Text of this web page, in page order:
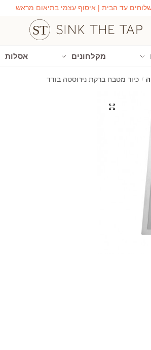
עד הבית | איסוף עצמי בתיאום מראש
מקלחונים אסלות
/ כיור מטבח ברקת נירוסטה בודד